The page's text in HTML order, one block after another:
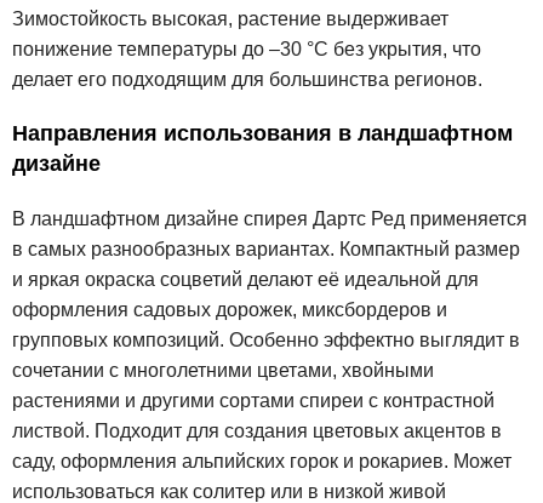
Зимостойкость высокая, растение выдерживает
понижение температуры до –30 °C без укрытия, что
делает его подходящим для большинства регионов.
Направления использования в ландшафтном
дизайне
В ландшафтном дизайне спирея Дартс Ред применяется
в самых разнообразных вариантах. Компактный размер
и яркая окраска соцветий делают её идеальной для
оформления садовых дорожек, миксбордеров и
групповых композиций. Особенно эффектно выглядит в
сочетании с многолетними цветами, хвойными
растениями и другими сортами спиреи с контрастной
листвой. Подходит для создания цветовых акцентов в
саду, оформления альпийских горок и рокариев. Может
использоваться как солитер или в низкой живой